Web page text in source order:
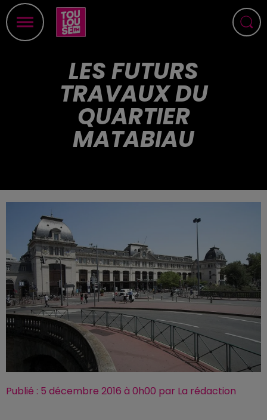
LES FUTURS
TRAVAUX DU
QUARTIER
MATABIAU
Publié : 5 décembre 2016 à 0h00 par La rédaction